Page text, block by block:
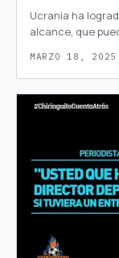
Ucrania ha
alcance, que
MARZO 18,